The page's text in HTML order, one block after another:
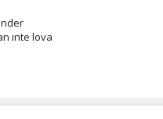
inte lova